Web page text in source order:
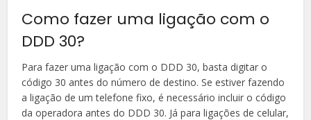
Como fazer uma ligação com o
DDD 30?
Para fazer uma ligação com o DDD 30, basta digitar o
código 30 antes do número de destino. Se estiver fazendo
a ligação de um telefone fixo, é necessário incluir o código
da operadora antes do DDD 30. Já para ligações de celular,